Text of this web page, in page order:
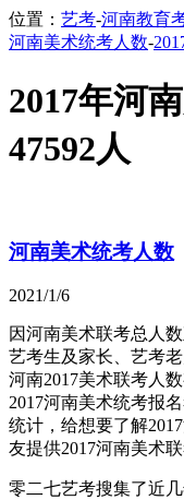
位置： 艺考-河南教育
河南美术统考人数-
2017年河
47592人
河南美术统考人数
2021/1/6
因河南美术联考总人
艺考生及家长、艺考
河南2017美术联考人
2017河南美术统考报
统计，给想要了解
友提供2017河南美术
零二七艺考搜集了近